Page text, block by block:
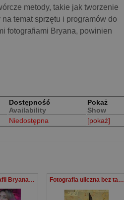
metody, takie jak tworzenie
na temat sprzętu i programów do
fotografiami Bryana, powinien
Dostępność
Availability
Pokaż
Show
Niedostępna [pokaż]
Szkoła fotografii Bryana Petersona Twórz lepsze zdjęcia – warsztaty z mistrzem Fotografia uliczna bez tajemnic